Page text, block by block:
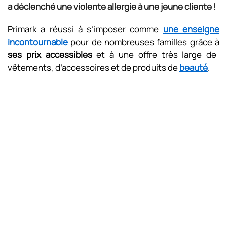
a déclenché une violente allergie à une jeune cliente !
Primark a réussi à s’imposer comme une enseigne
incontournable pour de nombreuses familles grâce à
ses prix accessibleset à une offre très large de
vêtements, d’accessoires et de produits debeauté.